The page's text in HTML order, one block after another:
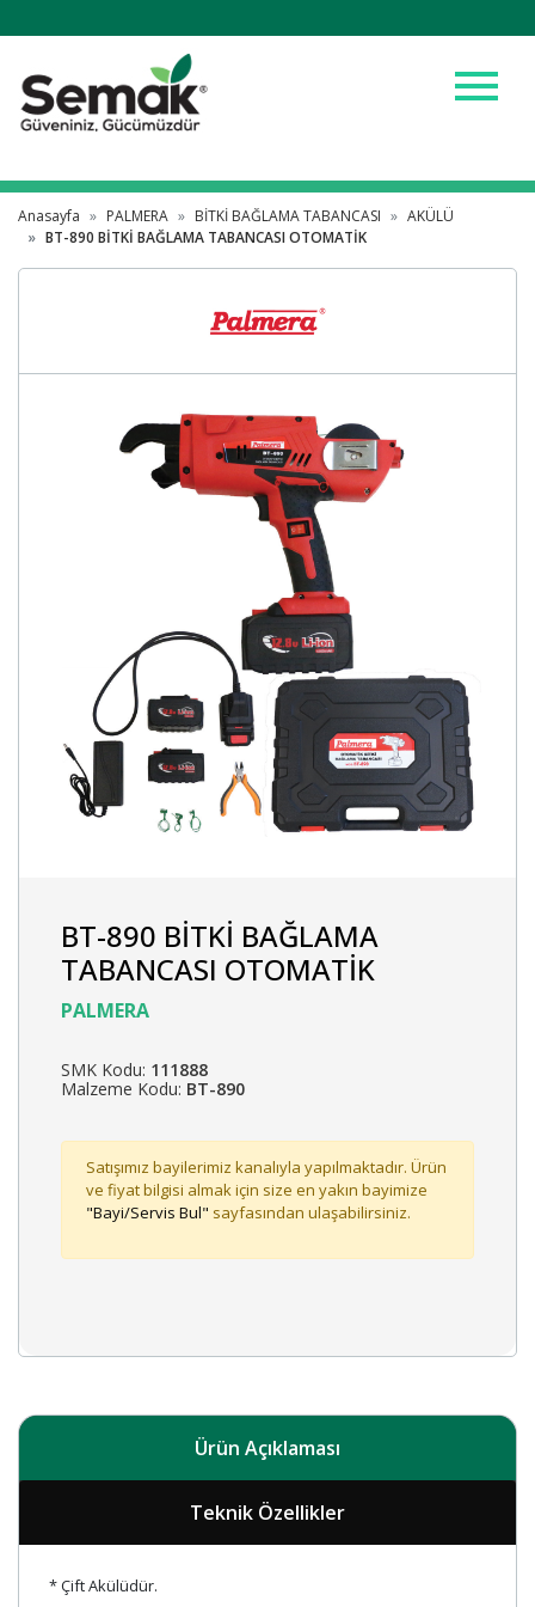
menu
Anasayfa PALMERA BİTKİ BAĞLAMA TABANCASI
AKÜLÜ
BT-890 BİTKİ BAĞLAMA TABANCASI OTOMATİK
BT-890 BİTKİ BAĞLAMA
TABANCASI OTOMATİK
PALMERA
SMK Kodu: 111888
Malzeme Kodu: BT-890
Satışımız bayilerimiz kanalıyla yapılmaktadır. Ürün
ve fiyat bilgisi almak için size en yakın bayimize
"Bayi/Servis Bul" sayfasından ulaşabilirsiniz.
Ürün Açıklaması
Teknik Özellikler
* Çift Akülüdür.